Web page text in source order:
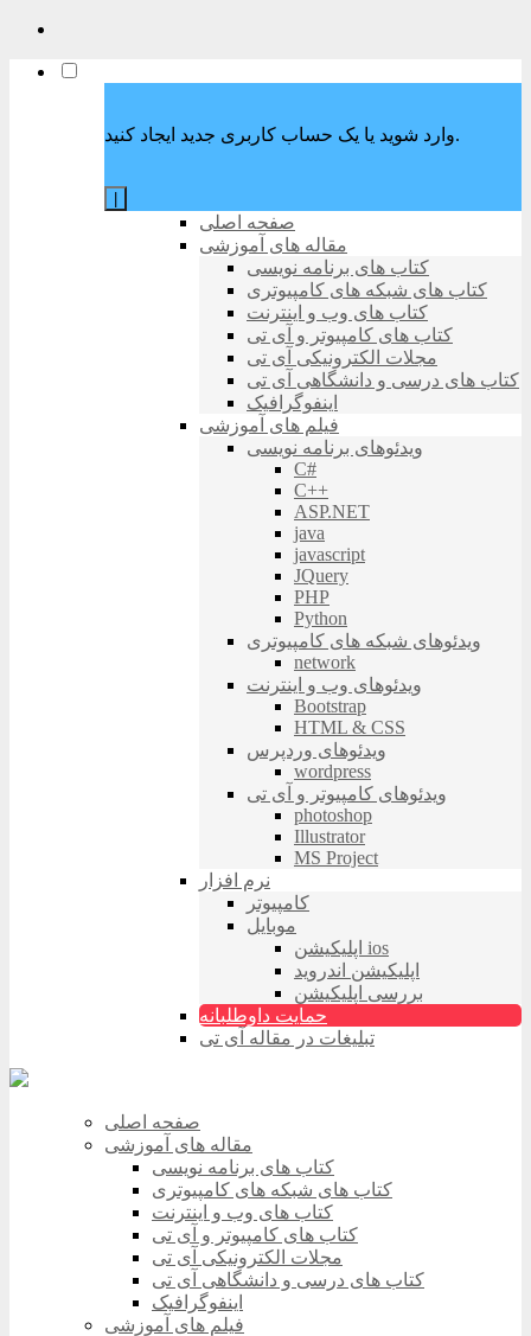
وارد شوید یا یک حساب کاربری جدید ایجاد کنید.
صفحه اصلی
مقاله های آموزشی
کتاب های برنامه نویسی
کتاب های شبکه های کامپیوتری
کتاب های وب و اینترنت
کتاب های کامپیوتر و آی تی
مجلات الکترونیکی آی تی
کتاب های درسی و دانشگاهی آی تی
اینفوگرافیک
فیلم های آموزشی
ویدئوهای برنامه نویسی
C#
C++
ASP.NET
java
javascript
JQuery
PHP
Python
ویدئوهای شبکه های کامپیوتری
network
ویدئوهای وب و اینترنت
Bootstrap
HTML & CSS
ویدئوهای وردپرس
wordpress
ویدئوهای کامپیوتر و آی تی
photoshop
Illustrator
MS Project
نرم افزار
کامپیوتر
موبایل
اپلیکیشن ios
اپلیکیشن اندروید
بررسی اپلیکیشن
حمایت داوطلبانه
تبلیغات در مقاله آی تی
صفحه اصلی
مقاله های آموزشی
کتاب های برنامه نویسی
کتاب های شبکه های کامپیوتری
کتاب های وب و اینترنت
کتاب های کامپیوتر و آی تی
مجلات الکترونیکی آی تی
کتاب های درسی و دانشگاهی آی تی
اینفوگرافیک
فیلم های آموزشی